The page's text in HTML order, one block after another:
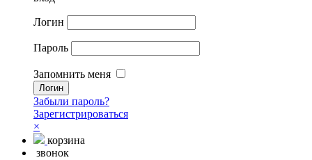
Логин
Пароль
Запомнить меня
Забыли пароль?
Зарегистрироваться
×
корзина
звонок